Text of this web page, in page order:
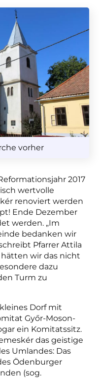
vorher
2017
wertvolle
renoviert werden
Ende Dezember
werden. „Im
bedanken wir
Pfarrer Attila
hätten wir das nicht
dazu
Turm zu
Dorf mit
Győr-Moson-
ein Komitatssitz.
das geistige
Umlandes: Das
Ödenburger
(sog.